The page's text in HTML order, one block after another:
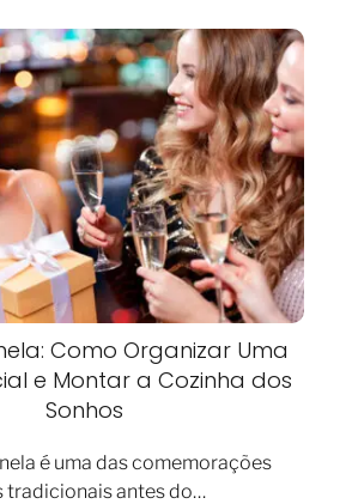
Como Organizar Uma
e Montar a Cozinha dos
Sonhos
é uma das comemorações
tradicionais antes do…